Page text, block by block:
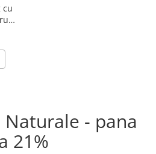
cu
- pana
21%